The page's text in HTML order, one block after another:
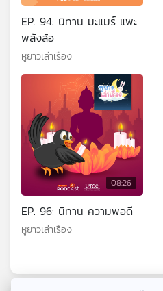
EP. 94: นิทาน มะแมร์ แพะ
พลังล้อ
หูยาวเล่าเรื่อง
08:26
EP. 96: นิทาน ความพอดี
หูยาวเล่าเรื่อง